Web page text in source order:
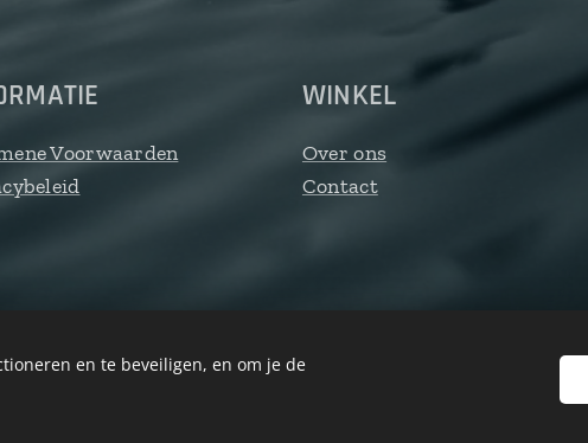
Voorwaarden
WINKEL
Over ons
Contact
en te beveiligen, en om je de